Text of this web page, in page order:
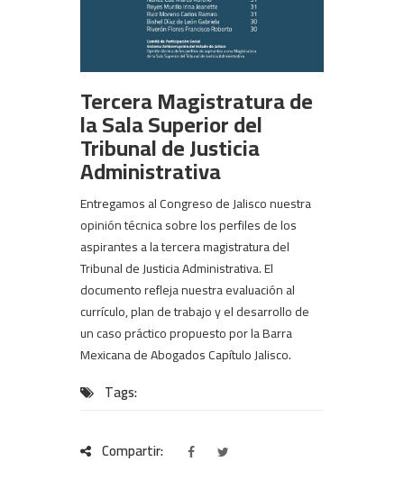
Tercera Magistratura de
la Sala Superior del
Tribunal de Justicia
Administrativa
Entregamos al Congreso de Jalisco nuestra
opinión técnica sobre los perfiles de los
aspirantes a la tercera magistratura del
Tribunal de Justicia Administrativa. El
documento refleja nuestra evaluación al
currículo, plan de trabajo y el desarrollo de
un caso práctico propuesto por la Barra
Mexicana de Abogados Capítulo Jalisco.
Tags:
Compartir: